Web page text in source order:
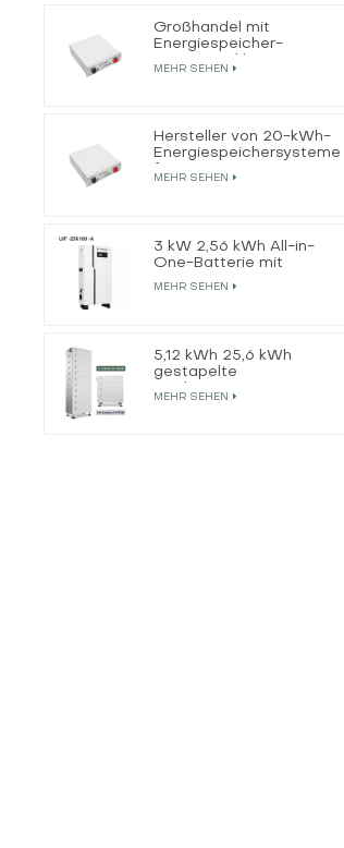
Großhandel mit
Energiespeicher-
MEHR SEHEN
Hersteller von 20-kWh-
Energiespeichersystemen
MEHR SEHEN
3 kW 2,56 kWh All-in-
One-Batterie mit
netzunabhängigem
MEHR SEHEN
5,12 kWh 25,6 kWh
gestapelte
Lithiumbatterie
MEHR SEHEN